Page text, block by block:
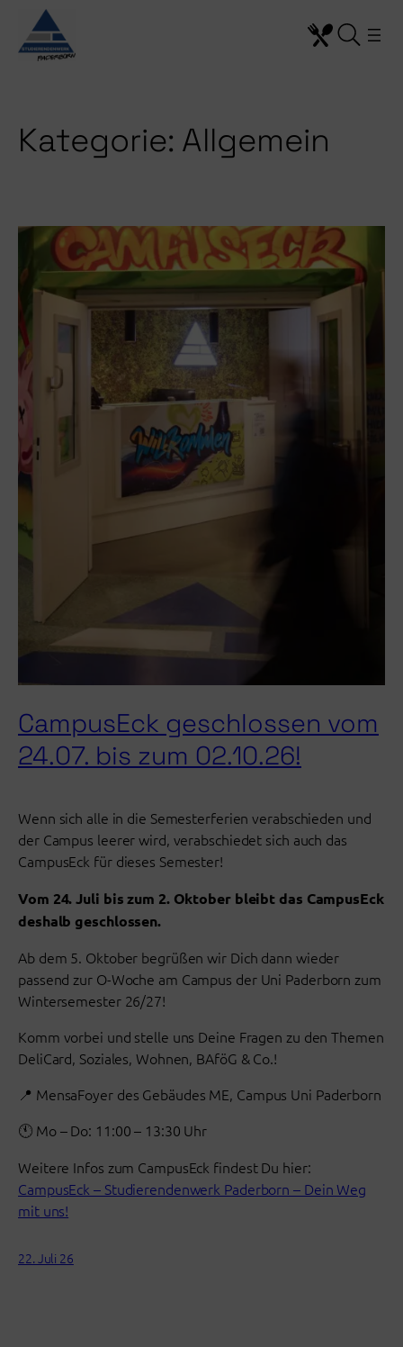
Inhalt
springen
Kategorie: Allgemein
CampusEck geschlossen vom
24.07. bis zum 02.10.26!
Wenn sich alle in die Semesterferien verabschieden und
der Campus leerer wird, verabschiedet sich auch das
CampusEck für dieses Semester!
Vom 24. Juli bis zum 2. Oktober bleibt das CampusEck
deshalb geschlossen.
Ab dem 5. Oktober begrüßen wir Dich dann wieder
passend zur O-Woche am Campus der Uni Paderborn zum
Wintersemester 26/27!
Komm vorbei und stelle uns Deine Fragen zu den Themen
DeliCard, Soziales, Wohnen, BAföG & Co.!
📍 MensaFoyer des Gebäudes ME, Campus Uni Paderborn
🕚 Mo – Do: 11:00 – 13:30 Uhr
Weitere Infos zum CampusEck findest Du hier:
CampusEck – Studierendenwerk Paderborn – Dein Weg
mit uns!
22. Juli 26